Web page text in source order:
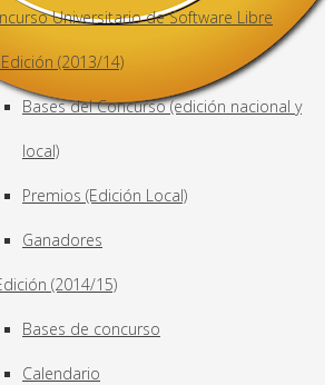
Universitario de Software Libre
Edición (2013/14)
Bases del Concurso (edición nacional y
local)
Premios (Edición Local)
Ganadores
(2014/15)
Bases de concurso
Calendario